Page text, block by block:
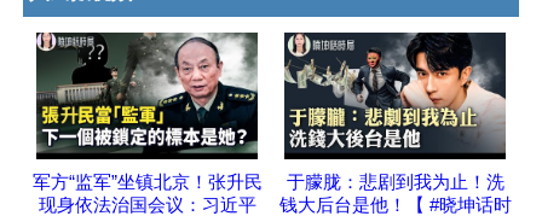
军方“监军”坐镇北京！张升民
现身依法治国会议：习近平
于朦胧：悲剧到我为止！洗
钱大后台是他！【 #晓坤话时